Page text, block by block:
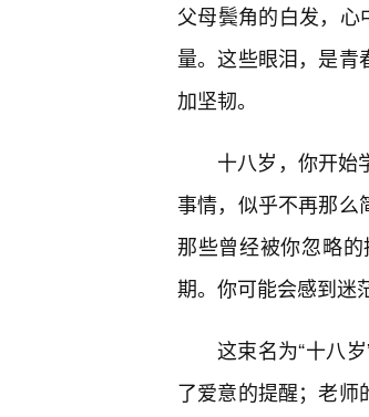
父母鬓角的白发，心
量。这些眼泪，是青
加坚韧。
十八岁，你开始
事情，似乎不再那么
那些曾经被你忽略
期。你可能会感到迷
这束名为“十八
了爱意的提醒；老师